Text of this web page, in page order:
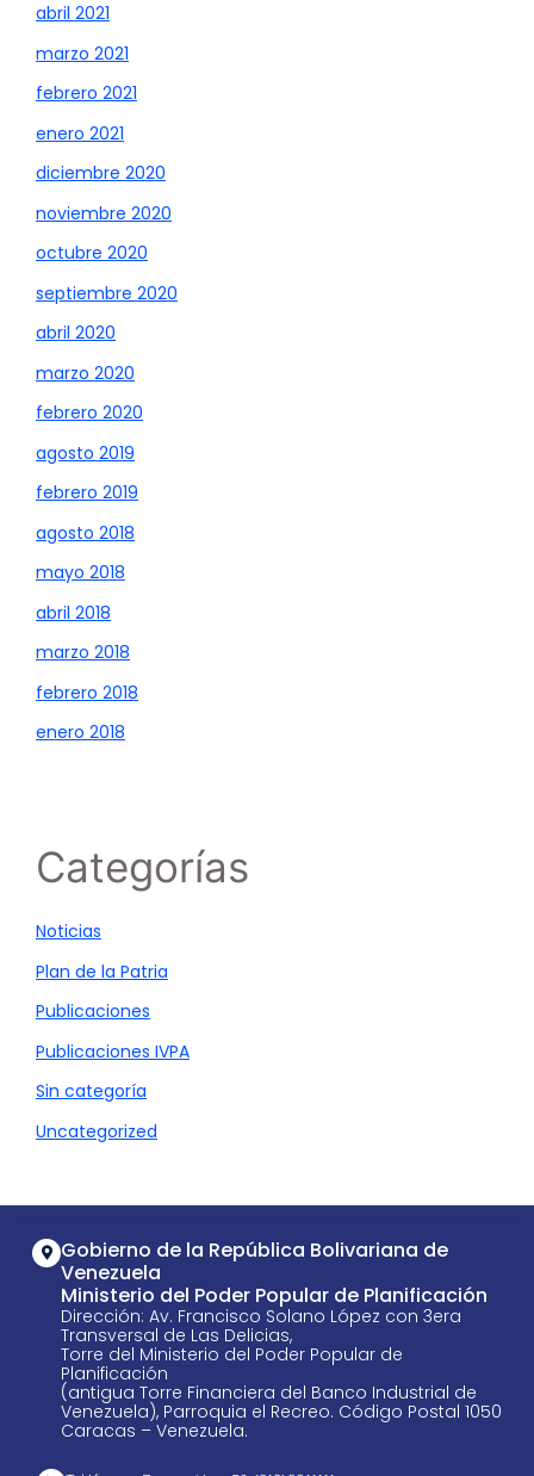
abril 2021
marzo 2021
febrero 2021
enero 2021
diciembre 2020
noviembre 2020
octubre 2020
septiembre 2020
abril 2020
marzo 2020
febrero 2020
agosto 2019
febrero 2019
agosto 2018
mayo 2018
abril 2018
marzo 2018
febrero 2018
enero 2018
Categorías
Noticias
Plan de la Patria
Publicaciones
Publicaciones IVPA
Sin categoría
Uncategorized
Gobierno de la República Bolivariana de
Venezuela
Ministerio del Poder Popular de Planificación
Dirección: Av. Francisco Solano López con 3era
Transversal de Las Delicias,
Torre del Ministerio del Poder Popular de
Planificación
(antigua Torre Financiera del Banco Industrial de
Venezuela), Parroquia el Recreo. Código Postal 1050
Caracas – Venezuela.